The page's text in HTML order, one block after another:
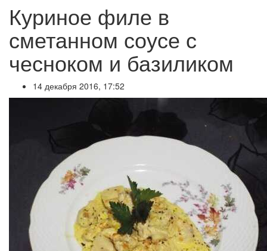
Куриное филе в
сметанном соусе с
чесноком и базиликом
14 декабря 2016, 17:52